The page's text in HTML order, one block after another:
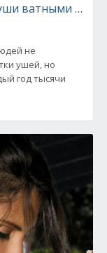
ватными
не
ушей, но
год тысячи